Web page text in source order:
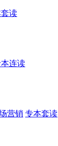
读
连读
营销 专本套读